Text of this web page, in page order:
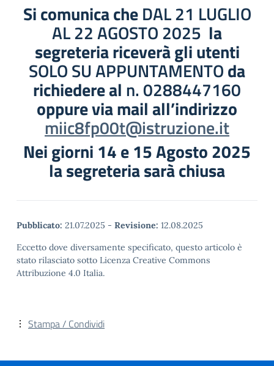
Si comunica cheDAL 21 LUGLIO
AL 22 AGOSTO 2025 la
segreteria riceverà gli utenti
SOLO SU APPUNTAMENTOda
richiedere al n. 0288447160
oppure via mail all’indirizzo
miic8fp00t@istruzione.it
Nei giorni 14 e 15 Agosto 2025
la segreteria sarà chiusa
Pubblicato: 21.07.2025 - Revisione: 12.08.2025
Eccetto dove diversamente specificato, questo articolo è
stato rilasciato sotto Licenza Creative Commons
Attribuzione 4.0 Italia.
Stampa / Condividi